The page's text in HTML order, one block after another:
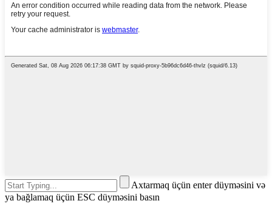
Axtarmaq üçün enter düyməsini və
ya bağlamaq üçün ESC düyməsini basın